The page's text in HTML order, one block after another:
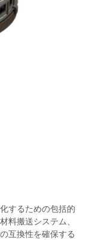
するための包括的
料搬送システム、
互換性を確保する